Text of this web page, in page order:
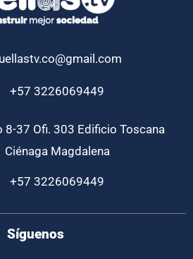
+57 3226069449
8-37 Ofi. 303 Edificio Toscana
Ciénaga Magdalena
+57 3226069449
Síguenos